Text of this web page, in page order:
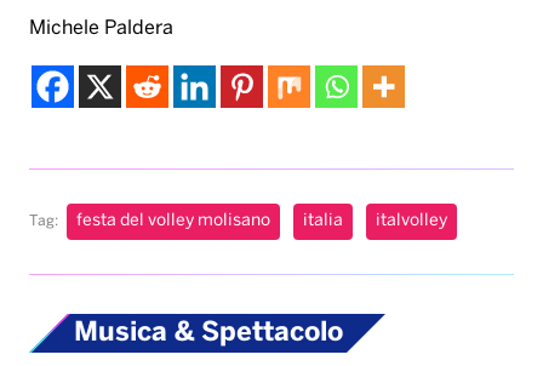
Michele Paldera
Tag: festa del volley molisano italia italvolley
Musica & Spettacolo